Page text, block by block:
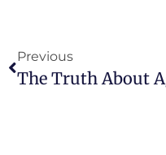
Previous
The Truth About